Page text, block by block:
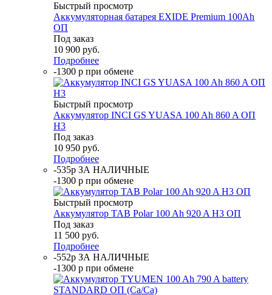
Быстрый просмотр
Аккумуляторная батарея EXIDE Premium 100Ah
ОП
Под заказ
10 900 руб.
Подробнее
-1300 р при обмене
Быстрый просмотр
Аккумулятор INCI GS YUASA 100 Ah 860 A ОП
H3
Под заказ
10 950 руб.
Подробнее
-535р ЗА НАЛИЧНЫЕ
-1300 р при обмене
Быстрый просмотр
Аккумулятор TAB Polar 100 Ah 920 A H3 ОП
Под заказ
11 500 руб.
Подробнее
-552р ЗА НАЛИЧНЫЕ
-1300 р при обмене